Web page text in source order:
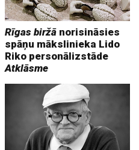
Rīgas biržā norisināsies
spāņu mākslinieka Lido
Riko personālizstāde
Atklāsme